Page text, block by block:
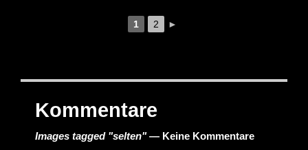
1 2 ►
Kommentare
Images tagged "selten"— Keine Kommentare